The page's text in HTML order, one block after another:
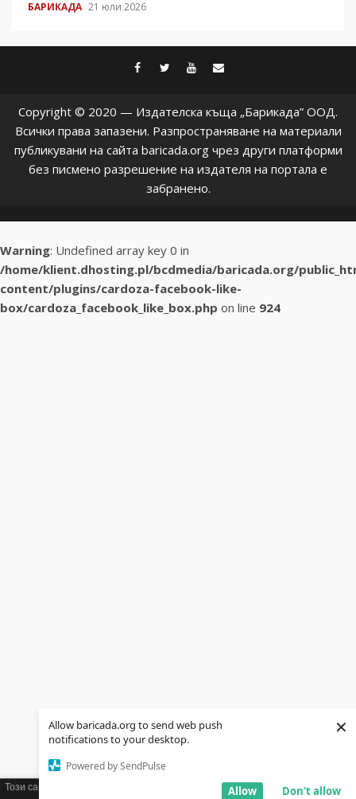
Allow baricada.org to send web push
notifications to your desktop.
Powered by SendPulse
Don't allow
Allow
×
БАРИКАДА 21 юли 2026
facebook
twitter
youtube
Copyright © 2020 — Издателска къща „Барикада” ООД.
Всички права запазени. Разпространяване на материали
публикувани на сайта baricada.org чрез други платформи
без писмено разрешение на издателя на портала е
забранено.
Warning: Undefined array key 0 in
/home/klient.dhosting.pl/bcdmedia/baricada.org/
content/plugins/cardoza-facebook-like-
box/cardoza_facebook_like_box.php on line 924
Този сайт използва бисквитки (cookies). Ако желаете можете да научите